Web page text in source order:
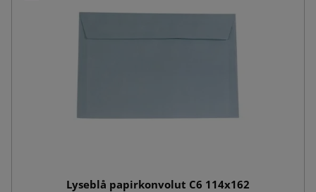
Lyseblå papirkonvolut C6 114x162